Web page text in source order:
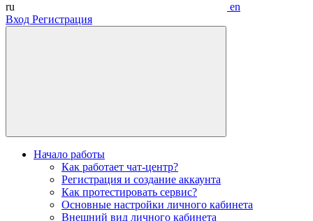
ru
en
Вход Регистрация
Начало работы
Как работает чат-центр?
Регистрация и создание аккаунта
Как протестировать сервис?
Основные настройки личного кабинета
Внешний вид личного кабинета